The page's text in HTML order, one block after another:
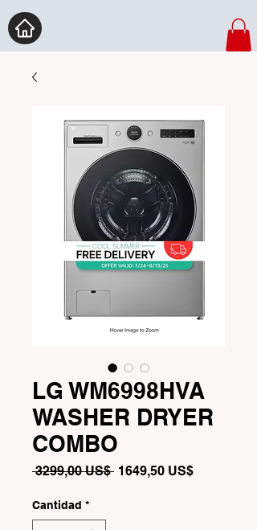
LG WM6998HVA
WASHER DRYER
COMBO
3299,00 US$ Precio
1649,50 US$Precio
Cantidad *